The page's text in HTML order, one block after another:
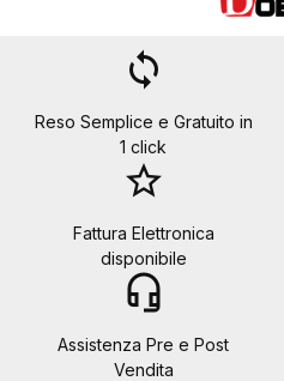
loop
Reso Semplice e Gratuito in
1 click
star_border
Fattura Elettronica
disponibile
headset_mic
Assistenza Pre e Post
Vendita